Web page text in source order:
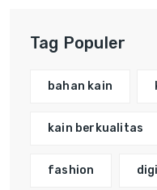
Tag Populer
bahan kain
kain berkualitas
fashion